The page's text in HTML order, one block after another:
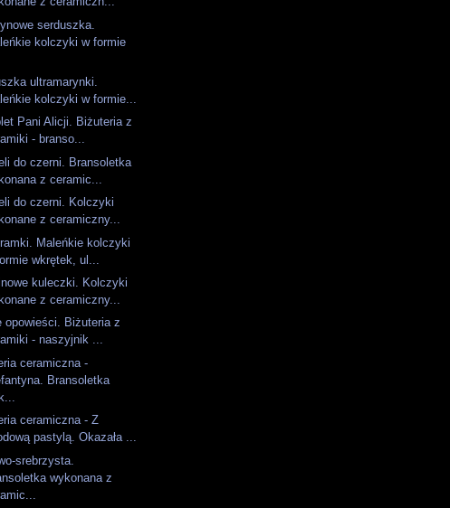
serduszka.
kolczyki w formie
ultramarynki.
kolczyki w formie...
Pani Alicji. Biżuteria z
- branso...
do czerni. Bransoletka
z ceramic...
do czerni. Kolczyki
z ceramiczny...
Maleńkie kolczyki
wkrętek, ul...
kuleczki. Kolczyki
z ceramiczny...
opowieści. Biżuteria z
- naszyjnik ...
ceramiczna -
Bransoletka
ceramiczna - Z
pastylą. Okazała ...
srebrzysta.
wykonana z